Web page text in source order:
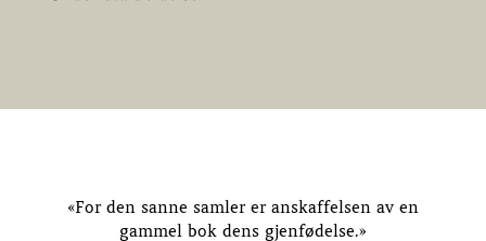
«For den sanne samler er anskaffelsen av en
gammel bok dens gjenfødelse.»